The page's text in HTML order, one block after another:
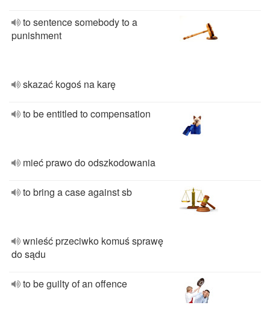
to sentence somebody to a
punishment
skazać kogoś na karę
to be entitled to compensation
mieć prawo do odszkodowania
to bring a case against sb
wnieść przeciwko komuś sprawę
do sądu
to be guilty of an offence